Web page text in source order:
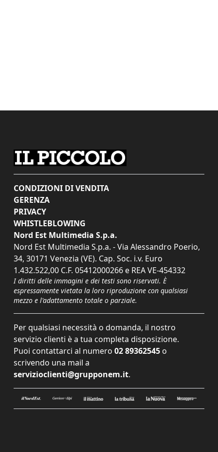
CONDIZIONI DI VENDITA
GERENZA
PRIVACY
WHISTLEBLOWING
Nord Est Multimedia S.p.a.
Nord Est Multimedia S.p.a. - Via Alessandro Poerio,
34, 30171 Venezia (VE). Cap. Soc. i.v. Euro
1.432.522,00 C.F. 05412000266 e REA VE-454332
I diritti delle immagini e dei testi sono riservati. È
espressamente vietata la loro riproduzione con qualsiasi
mezzo e l'adattamento totale o parziale.
Per qualsiasi necessità o domanda, il nostro
servizio clienti è a tua completa disposizione.
Puoi contattarci al numero 02 89362545 o
scrivendo una mail a
servizioclienti@grupponem.it.